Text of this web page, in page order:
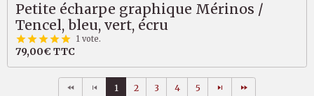
Petite écharpe graphique Mérinos /
Tencel, bleu, vert, écru
1 vote.
79,00€ TTC
1 2 3 4 5